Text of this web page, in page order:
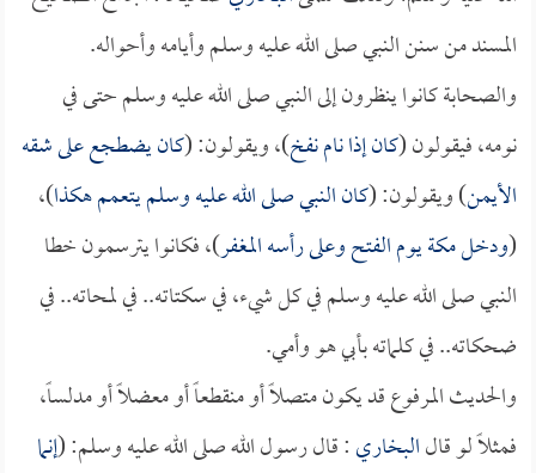
المسند من سنن النبي صلى الله عليه وسلم وأيامه وأحواله.
والصحابة كانوا ينظرون إلى النبي صلى الله عليه وسلم حتى في
نومه، فيقولون (كان إذا نام نفخ)، ويقولون: (كان يضطجع على شقه
الأيمن) ويقولون: (كان النبي صلى الله عليه وسلم يتعمم هكذا)،
(ودخل مكة يوم الفتح وعلى رأسه المغفر)، فكانوا يترسمون خطا
النبي صلى الله عليه وسلم في كل شيء، في سكتاته.. في لمحاته.. في
ضحكاته.. في كلماته بأبي هو وأمي.
والحديث المرفوع قد يكون متصلاً أو منقطعاً أو معضلاً أو مدلساً،
فمثلاً لو قالالبخاري: قال رسول الله صلى الله عليه وسلم: (إنما